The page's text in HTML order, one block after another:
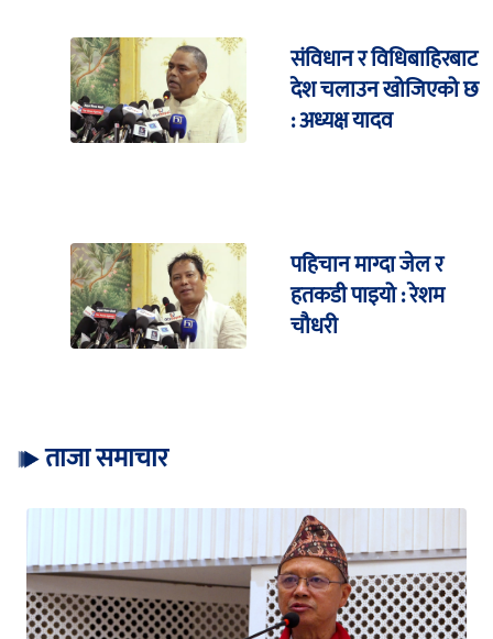
संविधान र विधिबाहिरबाट
देश चलाउन खोजिएको छ
: अध्यक्ष यादव
पहिचान माग्दा जेल र
हतकडी पाइयो : रेशम
चौधरी
ताजा समाचार